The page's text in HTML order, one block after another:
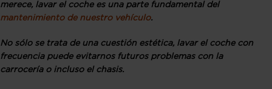
merece, lavar el coche es una parte fundamental del
mantenimiento de nuestro vehículo.
No sólo se trata de una cuestión estética, lavar el coche con
frecuencia puede evitarnos futuros problemas con la
carrocería o incluso el chasis.